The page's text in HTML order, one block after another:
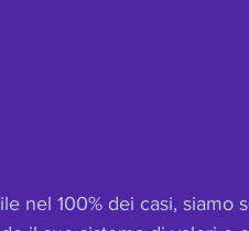
nel 100% dei casi, siamo